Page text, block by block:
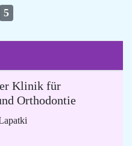
5
Klinik für
Orthodontie